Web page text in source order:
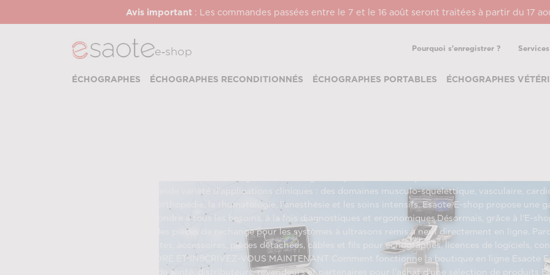
Avis important: Les commandes passées entre le 7 et le 16 août seront traitées à partir du 17
e‑shop Pourquoi s'enregistrer ? Services
ÉCHOGRAPHES ÉCHOGRAPHES RECONDITIONNÉS ÉCHOGRAPHES PORTABLES ÉCHOGRAPHES
utilisés dans une grande variété d'applications cliniques : des domaines musculo-squelettique, vasculaire,
applications pour l'orthopédie, la rhumatologie, l'anesthésie et les soins intensifs. Esaote E-shop propose une
avantages pour répondre à tous les besoins, à la fois diagnostiques et ergonomiques.Désormais, grâce à l'E-
des accessoires et des pièces de rechange pour les systèmes à ultrasons remis à neuf directement en ligne.
ultrasons, imprimantes, accessoires, pièces détachées, câbles et fils pour échographes, licences de logiciels,
CHOISISSEZ LE STORE ET INSCRIVEZ-VOUS MAINTENANT Comment fonctionne la boutique en ligne Esaote
aux professionnels de santé, distributeurs, revendeurs et partenaires pour l'achat d'une sélection de produits